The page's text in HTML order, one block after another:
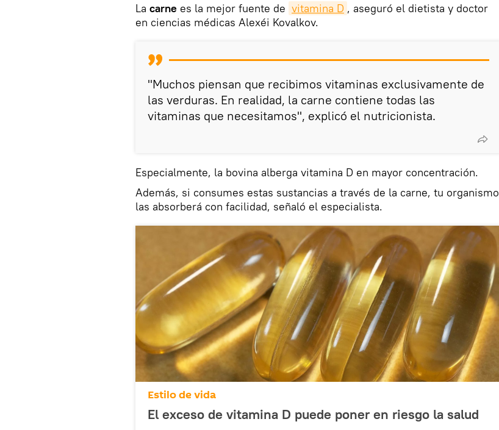
La carne es la mejor fuente de vitamina D , aseguró el dietista y doctor
en ciencias médicas Alexéi Kovalkov.
"Muchos piensan que recibimos vitaminas exclusivamente de
las verduras. En realidad, la carne contiene todas las
vitaminas que necesitamos", explicó el nutricionista.
Especialmente, la bovina alberga vitamina D en mayor concentración.
Además, si consumes estas sustancias a través de la carne, tu organismo
las absorberá con facilidad, señaló el especialista.
Estilo de vida
El exceso de vitamina D puede poner en riesgo la salud